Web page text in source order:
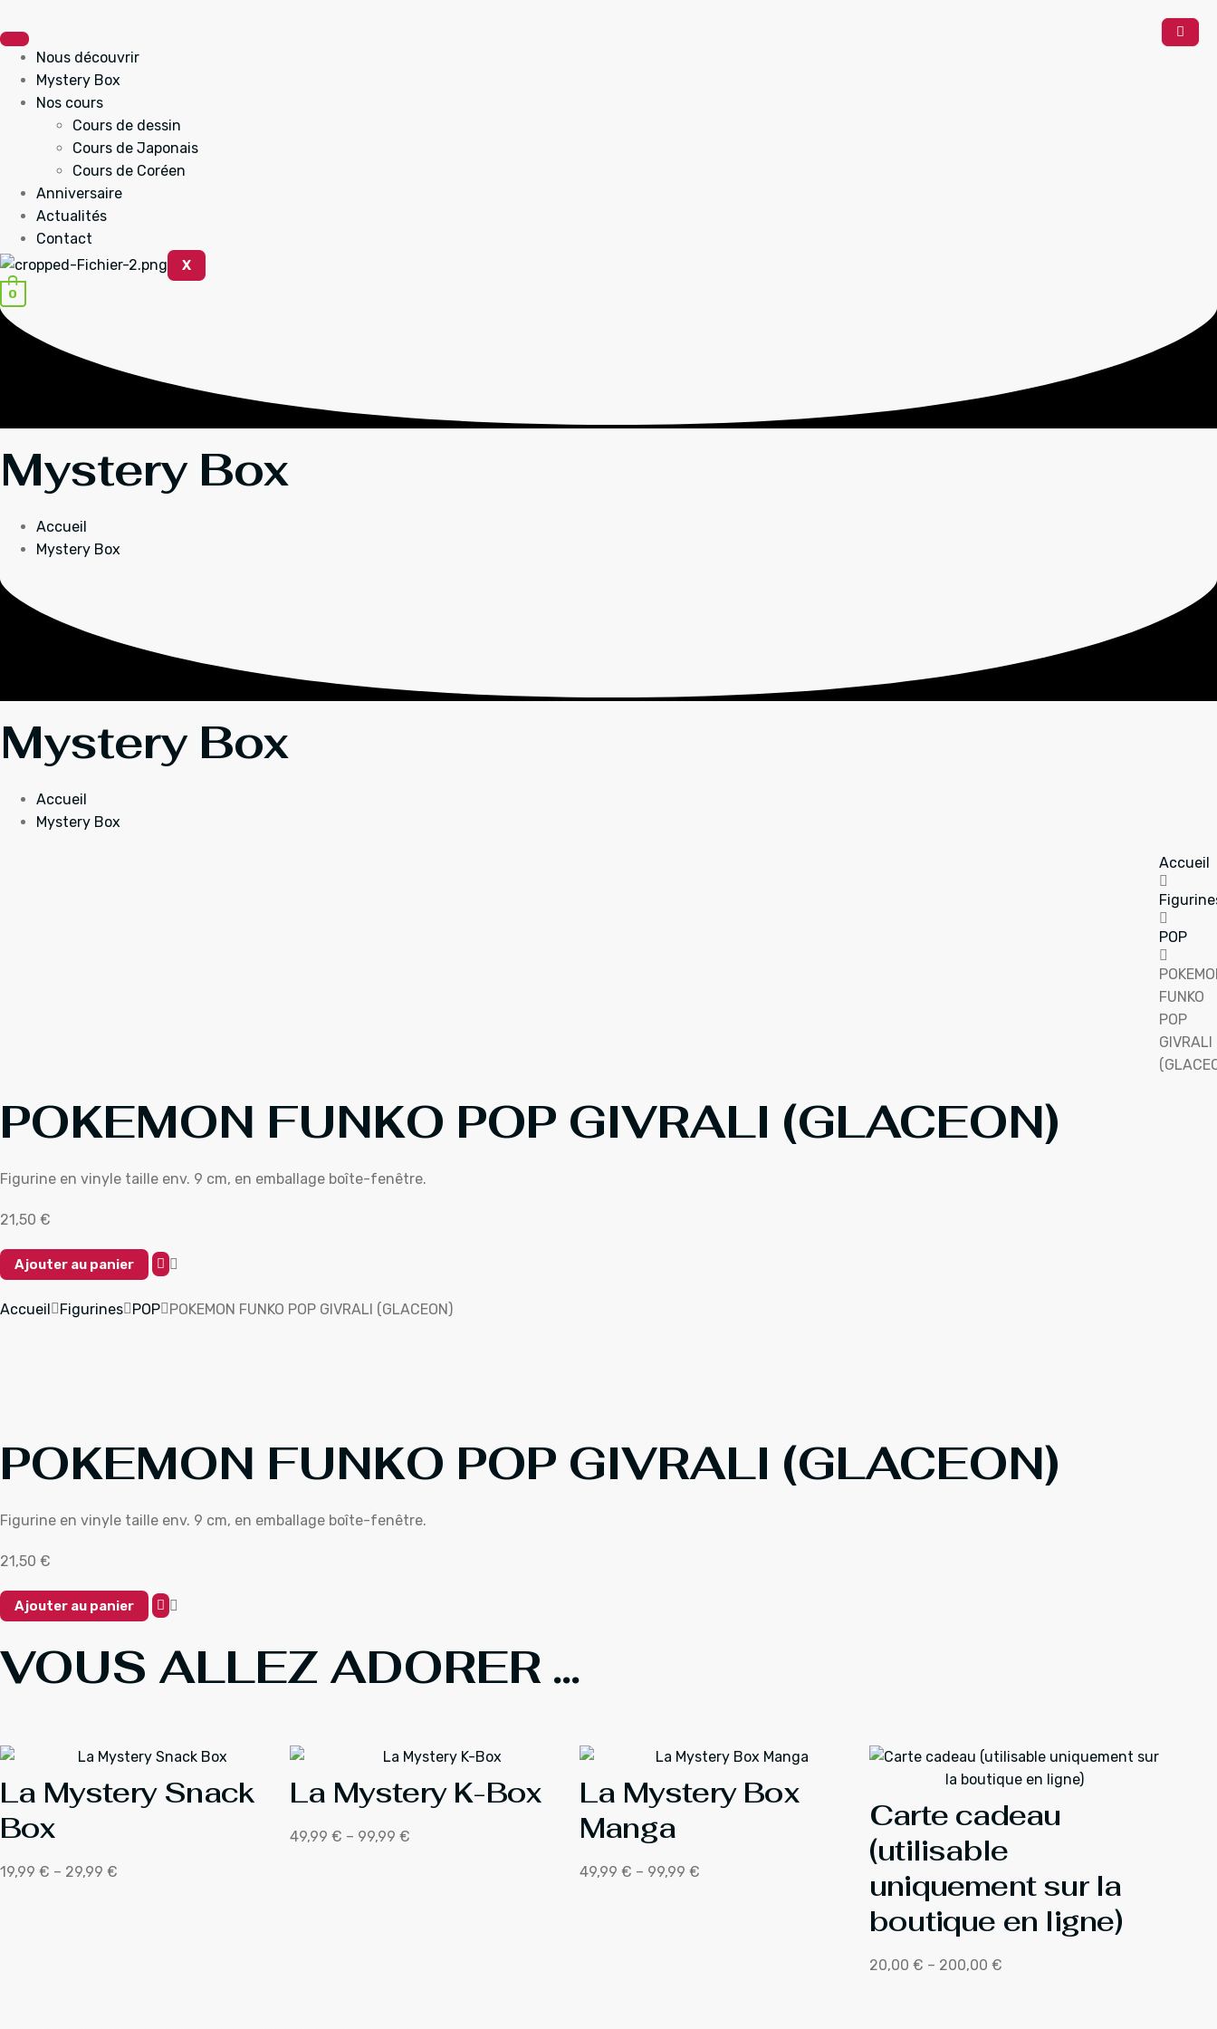
au
contenuNous découvrir
Mystery Box
Nos cours
Cours de dessin
Cours de Japonais
Cours de Coréen
Anniversaire
Actualités
Contact
X
0
Mystery Box
Accueil
Mystery Box
Mystery Box
Accueil
Mystery Box
Accueil
POP
FUNKO
POP
GIVRALI
POKEMON FUNKO POP GIVRALI (GLACEON)
Figurine en vinyle taille env. 9 cm, en emballage boîte-fenêtre.
21,50 €
Quantité
POKEMON
Ajouter au panier
Accueil Figurines POP POKEMON FUNKO POP GIVRALI (GLACEON)
POKEMON FUNKO POP GIVRALI (GLACEON)
Figurine en vinyle taille env. 9 cm, en emballage boîte-fenêtre.
21,50 €
Quantité
POKEMON
FUNKO
(GLACEON)
Ajouter au panier
VOUS ALLEZ ADORER ...
La Mystery Snack
Box
19,99 € – 29,99 €
Plage
La Mystery K-Box
49,99 € – 99,99 €
Plage
La Mystery Box
Manga
49,99 € – 99,99 €
Plage
Carte cadeau
(utilisable
uniquement sur la
boutique en ligne)
20,00 € – 200,00 €
Plage